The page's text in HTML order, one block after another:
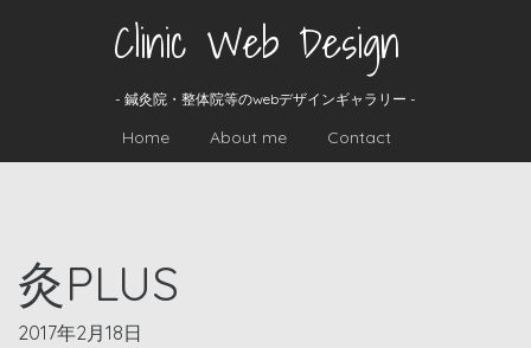
Clinic Web Design
- 鍼灸院・整体院等のwebデザインギャラリー -
Home About me Contact
灸PLUS
2017年2月18日